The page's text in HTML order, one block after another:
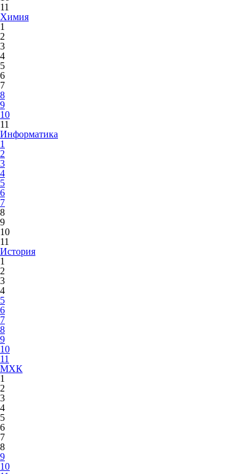
11
Химия
1
2
3
4
5
6
7
8
9
10
11
Информатика
1
2
3
4
5
6
7
8
9
10
11
История
1
2
3
4
5
6
7
8
9
10
11
МХК
1
2
3
4
5
6
7
8
9
10